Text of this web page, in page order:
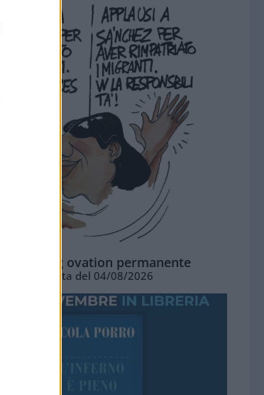
La standing ovation permanente
Vignetta del 04/08/2026